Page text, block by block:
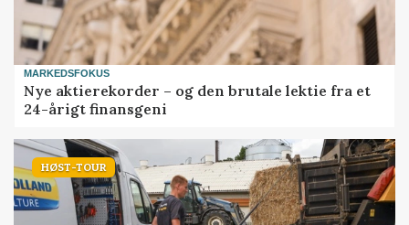
MARKEDSFOKUS
Nye aktierekorder – og den brutale lektie fra et
24-årigt finansgeni
HØST-TOUR